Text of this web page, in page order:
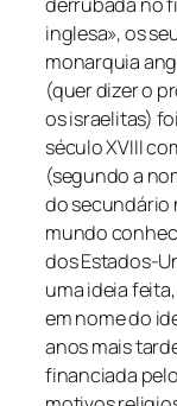
inglesa», os
monarquia
(quer dizer o
os israelitas)
século XVIII
(segundo a
do secundário
mundo
dos Estados-
uma ideia
em nome do
anos mais
financiada